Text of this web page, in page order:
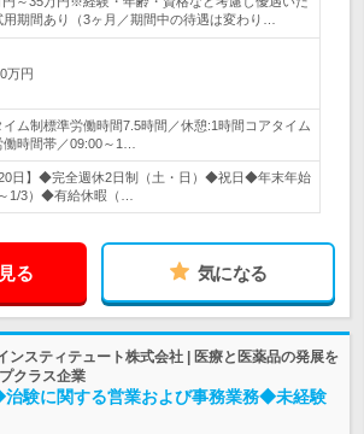
期間あり（3ヶ月／期間中の待遇は変わり…
万円
イム制標準労働時間7.5時間／休憩:1時間コアタイム
働時間帯／09:00～1…
日】◆完全週休2日制（土・日）◆祝日◆年末年始
1/3）◆有給休暇（…
る 気になる
ンスティテュート株式会社 | 医療と医薬品の発展を
クラス企業
治験に関する営業および事務業務◆未経験